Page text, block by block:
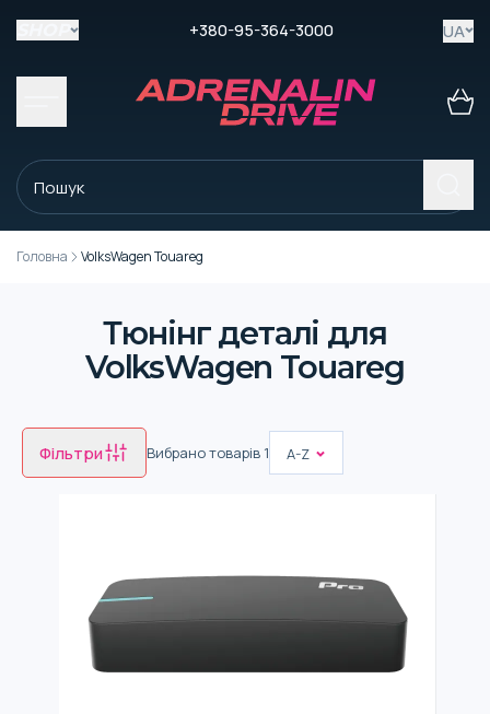
+380-95-364-3000 UA
Головна VolksWagen Touareg
Тюнінг деталі для
VolksWagen Touareg
Фільтри Вибрано товарів 1 A-Z